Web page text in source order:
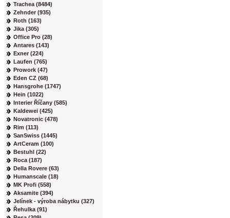
Trachea (8484)
Zehnder (935)
Roth (163)
Jika (305)
Office Pro (28)
Antares (143)
Exner (224)
Laufen (765)
Prowork (47)
Eden CZ (68)
Hansgrohe (1747)
Hein (1022)
Interier Říčany (585)
Kaldewei (425)
Novatronic (478)
Rim (113)
SanSwiss (1445)
ArtCeram (100)
Bestuhl (22)
Roca (187)
Della Rovere (63)
Humanscale (18)
MK Profi (558)
Aksamite (394)
Jelínek - výroba nábytku (327)
Řehulka (91)